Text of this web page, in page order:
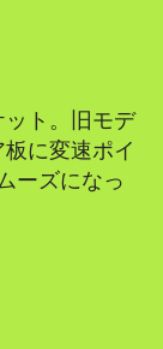
ト。旧モデ
に変速ポイ
ーズになっ